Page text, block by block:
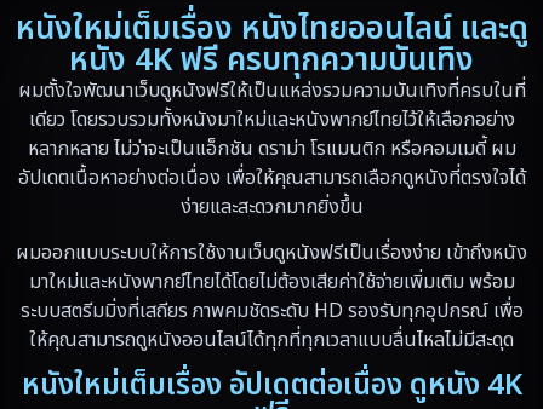
Disaster (13)
Disney+ (5)
Documentary สารคดี (19)
Drama ดราม่า (348)
Dystopian (13)
Emotional (59)
หนังใหม่เต็มเรื่อง หนังไทยออนไลน์ และดู
หนัง 4K ฟรี ครบทุกความบันเทิง
ผมตั้งใจพัฒนาเว็บดูหนังฟรีให้เป็นแหล่งรวมความบันเทิงที่ครบในที่
เดียว โดยรวบรวมทั้งหนังมาใหม่และหนังพากย์ไทยไว้ให้เลือกอย่าง
หลากหลาย ไม่ว่าจะเป็นแอ็กชัน ดราม่า โรแมนติก หรือคอมเมดี้ ผม
อัปเดตเนื้อหาอย่างต่อเนื่อง เพื่อให้คุณสามารถเลือกดูหนังที่ตรงใจได้
ง่ายและสะดวกมากยิ่งขึ้น
ผมออกแบบระบบให้การใช้งานเว็บดูหนังฟรีเป็นเรื่องง่าย เข้าถึงหนัง
มาใหม่และหนังพากย์ไทยได้โดยไม่ต้องเสียค่าใช้จ่ายเพิ่มเติม พร้อม
ระบบสตรีมมิ่งที่เสถียร ภาพคมชัดระดับ HD รองรับทุกอุปกรณ์ เพื่อ
ให้คุณสามารถดูหนังออนไลน์ได้ทุกที่ทุกเวลาแบบลื่นไหลไม่มีสะดุด
หนังใหม่เต็มเรื่อง อัปเดตต่อเนื่อง ดูหนัง 4K